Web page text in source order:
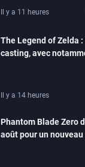
Il y a 11 heures
The Legend of Zelda
casting, avec
Il y a 14 heures
Phantom Blade Zero
août pour un